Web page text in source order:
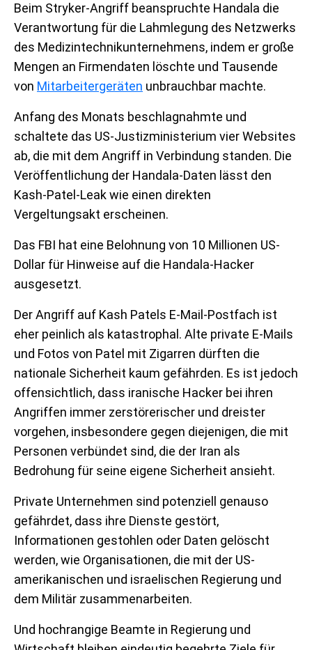
Beim Stryker-Angriff beanspruchte Handala die
Verantwortung für die Lahmlegung des Netzwerks
des Medizintechnikunternehmens, indem er große
Mengen an Firmendaten löschte und Tausende
von Mitarbeitergeräten unbrauchbar machte.
Anfang des Monats beschlagnahmte und
schaltete das US-Justizministerium vier Websites
ab, die mit dem Angriff in Verbindung standen. Die
Veröffentlichung der Handala-Daten lässt den
Kash-Patel-Leak wie einen direkten
Vergeltungsakt erscheinen.
Das FBI hat eine Belohnung von 10 Millionen US-
Dollar für Hinweise auf die Handala-Hacker
ausgesetzt.
Der Angriff auf Kash Patels E-Mail-Postfach ist
eher peinlich als katastrophal. Alte private E-Mails
und Fotos von Patel mit Zigarren dürften die
nationale Sicherheit kaum gefährden. Es ist jedoch
offensichtlich, dass iranische Hacker bei ihren
Angriffen immer zerstörerischer und dreister
vorgehen, insbesondere gegen diejenigen, die mit
Personen verbündet sind, die der Iran als
Bedrohung für seine eigene Sicherheit ansieht.
Private Unternehmen sind potenziell genauso
gefährdet, dass ihre Dienste gestört,
Informationen gestohlen oder Daten gelöscht
werden, wie Organisationen, die mit der US-
amerikanischen und israelischen Regierung und
dem Militär zusammenarbeiten.
Und hochrangige Beamte in Regierung und